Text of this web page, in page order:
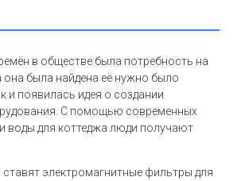
в обществе была потребность на
она была найдена её нужно было
и появилась идея о создании
С помощью современных
воды для коттеджа люди получают
электромагнитные фильтры для